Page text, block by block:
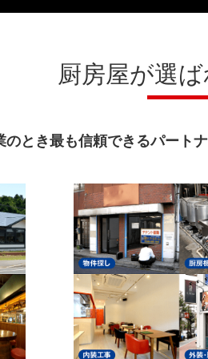
厨房屋が選
のとき最も信頼できるパート